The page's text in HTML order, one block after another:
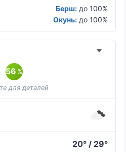
Берш: до 100%
Окунь: до 100%
56 %
20° / 29°